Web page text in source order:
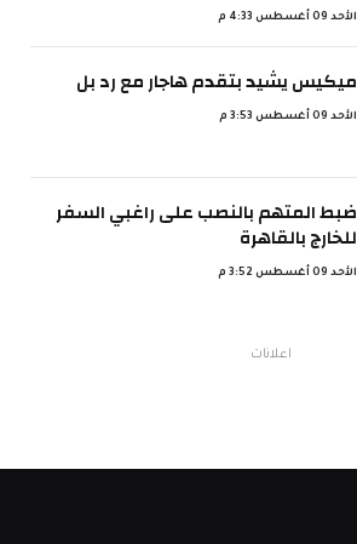
الأحد 09 أغسطس 4:33 م
ميكيس يشيد بتقدم هاجار مع رد بل
الأحد 09 أغسطس 3:53 م
ضبط المتهم بالنصب على راغبي السفر
للخارج بالقاهرة
الأحد 09 أغسطس 3:52 م
اعلانات